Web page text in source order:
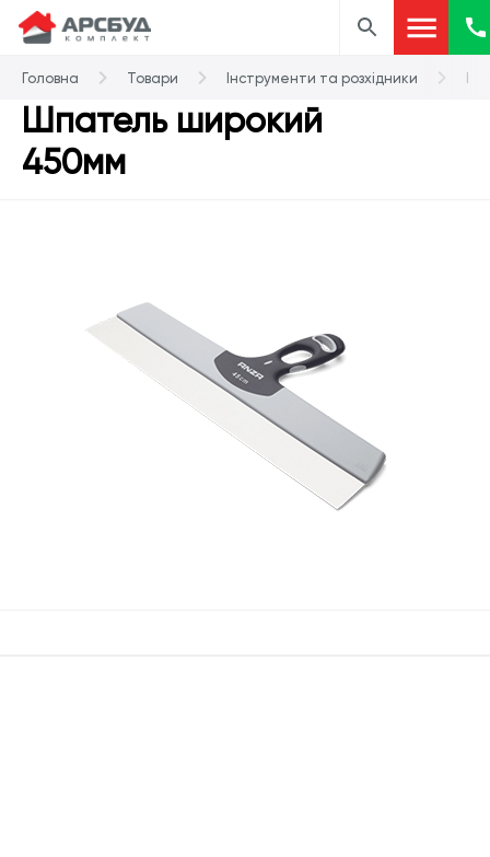
Головна Товари Інструменти та розхідники
Шпатель широкий
450мм